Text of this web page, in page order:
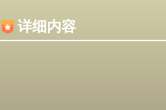
详细内容